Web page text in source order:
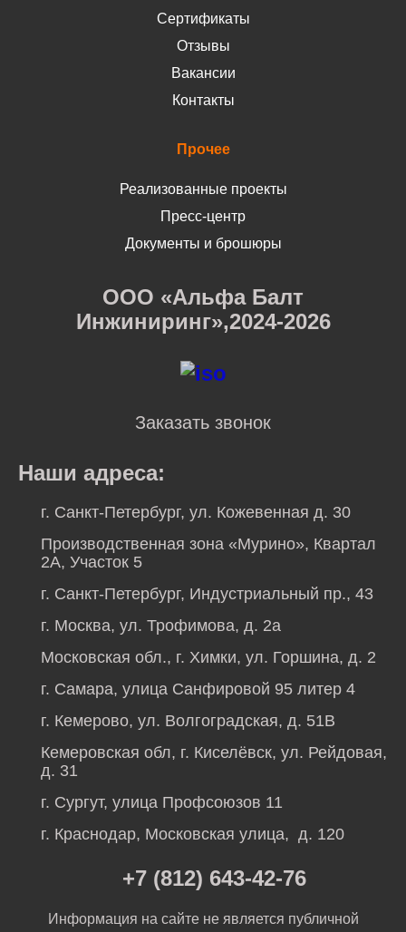
Сертификаты
Отзывы
Вакансии
Контакты
Прочее
Реализованные проекты
Пресс-центр
Документы и брошюры
ООО «Альфа Балт
Инжиниринг»,2024-2026
Заказать звонок
Наши адреса:
г. Санкт-Петербург, ул. Кожевенная д. 30
Производственная зона «Мурино», Квартал
2А, Участок 5
г. Санкт-Петербург, Индустриальный пр., 43
г. Москва, ул. Трофимова, д. 2а
Московская обл., г. Химки, ул. Горшина, д. 2
г. Самара, улица Санфировой 95 литер 4
г. Кемерово, ул. Волгоградская, д. 51В
Кемеровская обл, г. Киселёвск, ул. Рейдовая,
д. 31
г. Сургут, улица Профсоюзов 11
г. Краснодар, Московская улица, д. 120
+7 (812) 643-42-76
Информация на сайте не является публичной